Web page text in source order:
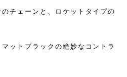
チェーンと、ロケットタイプの
ットブラックの絶妙なコントラ